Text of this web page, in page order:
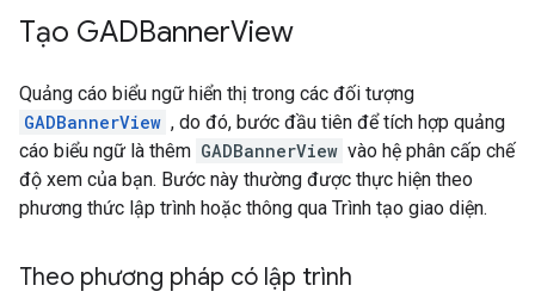
Tạo GADBannerView
Quảng cáo biểu ngữ hiển thị trong các đối tượng
GADBannerView , do đó, bước đầu tiên để tích hợp quảng
cáo biểu ngữ là thêm GADBannerView vào hệ phân cấp chế
độ xem của bạn. Bước này thường được thực hiện theo
phương thức lập trình hoặc thông qua Trình tạo giao diện.
Theo phương pháp có lập trình